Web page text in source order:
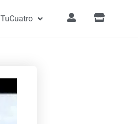
TuCuatro